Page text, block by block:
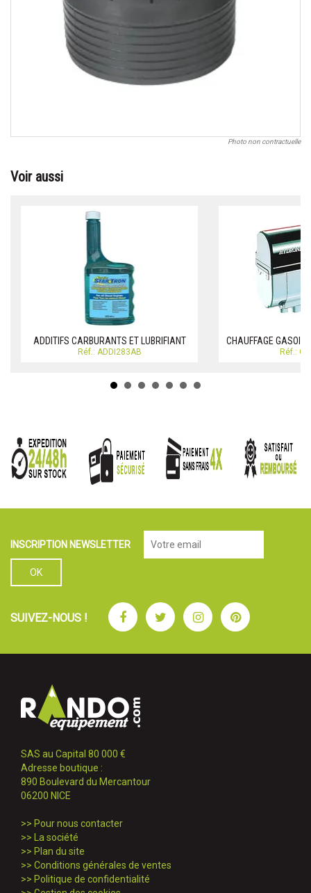
Photo non contractuelle
Voir aussi
ADDITIFS CARBURANTS ET LUBRIFIANT
Réf.: ADDI283AB
CHAUFFAGE GASOIL
Réf.:
INSCRIPTION NEWSLETTER
SUIVEZ-NOUS ! FacebookTwitterInstagramPinterest
SAS au Capital 80 000 €
Adresse boutique :
890 Boulevard du Mercantour
06200 NICE
>> Pour nous contacter
>>
La société
>> Plan du site
>> Conditions générales de ventes
>> Politique de confidentialité